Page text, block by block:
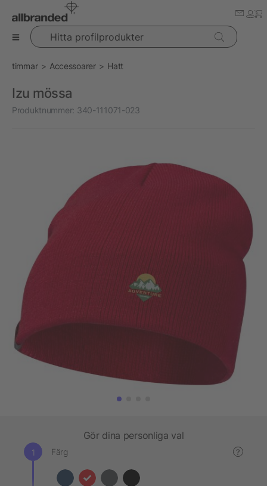
Hitta profilprodukter
timmar Accessoarer Hatt
Izu mössa
Produktnummer: 340-111071-023
Gör dina personliga val
Färg ?